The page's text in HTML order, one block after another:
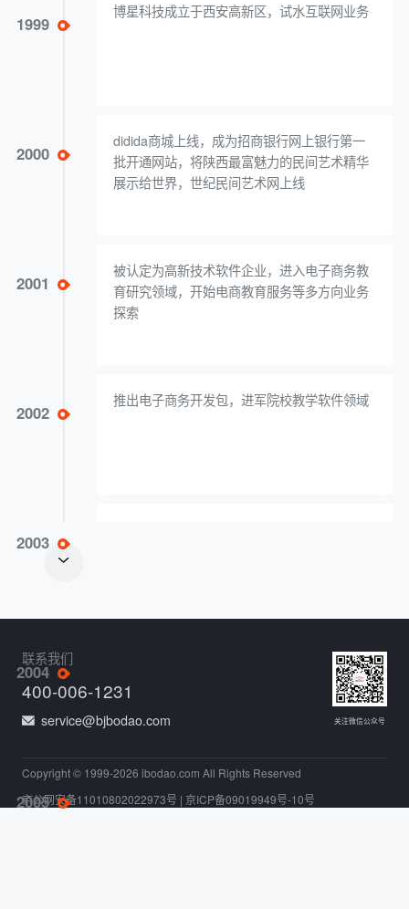
1999
2000
2001
2002
2003
2004
2005
博星科技成立于西安高新区，试水互联网业务
didida商城上线，成为招商银行网上银行第一
批开通网站，将陕西最富魅力的民间艺术精华
展示给世界，世纪民间艺术网上线
被认定为高新技术软件企业，进入电子商务教
育研究领域，开始电商教育服务等多方向业务
探索
推出电子商务开发包，进军院校教学软件领域
提出体系化教学实验思想，有力促进博星科技
网络营销教学实验系统，博星科技品牌影响力
联系我们
400-006-1231
service@bjbodao.com 关注微信公众号
Copyright © 1999-2026 ibodao.com All Rights Reserved
京公网安备11010802022973号 | 京ICP备09019949号-10号